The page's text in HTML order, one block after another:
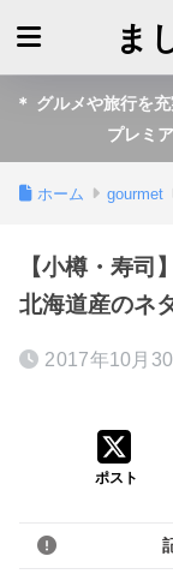
ま
＊ グルメや旅行を
プレミ
ホーム gourmet
【小樽・寿
北海道産のネ
2017年10月30
ポスト